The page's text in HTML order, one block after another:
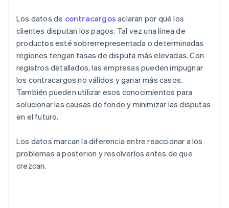
Los datos de contracargos aclaran por qué los
clientes disputan los pagos. Tal vez una línea de
productos esté sobrerrepresentada o determinadas
regiones tengan tasas de disputa más elevadas. Con
registros detallados, las empresas pueden impugnar
los contracargos no válidos y ganar más casos.
También pueden utilizar esos conocimientos para
solucionar las causas de fondo y minimizar las disputas
en el futuro.
Los datos marcan la diferencia entre reaccionar a los
problemas a posteriori y resolverlos antes de que
crezcan.